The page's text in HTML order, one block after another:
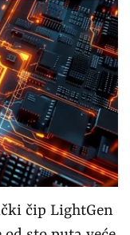
čip LightGen